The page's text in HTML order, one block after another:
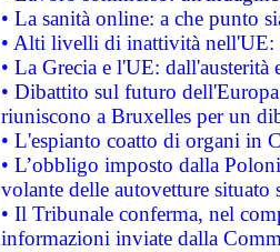
• La sanità online: a che punto
• Alti livelli di inattività nell'UE:
• La Grecia e l'UE: dall'austerità
• Dibattito sul futuro
riuniscono a Bruxelles per un
• L'espianto coatto di organi in
• L’obbligo imposto dalla
volante delle autovetture
• Il Tribunale conferma, nel
informazioni inviate dalla